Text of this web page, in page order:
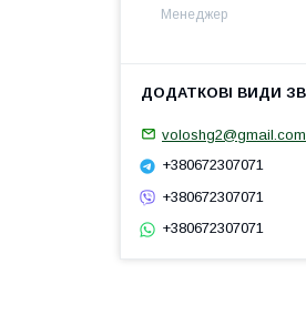
Менеджер
voloshg2@gmail.com
+380672307071
+380672307071
+380672307071